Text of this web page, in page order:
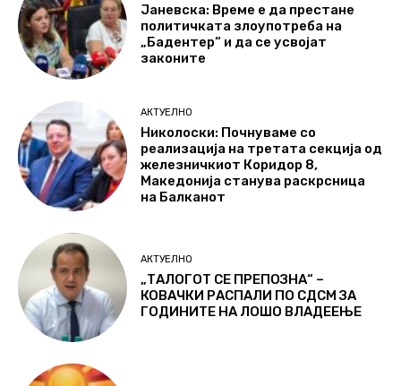
Јаневска: Време е да престане
политичката злоупотреба на
„Бадентер“ и да се усвојат
законите
АКТУЕЛНО
Николоски: Почнуваме со
реализација на третата секција од
железничкиот Коридор 8,
Македонија станува раскрсница
на Балканот
АКТУЕЛНО
„ТАЛОГОТ СЕ ПРЕПОЗНА“ –
КОВАЧКИ РАСПАЛИ ПО СДСМ ЗА
ГОДИНИТЕ НА ЛОШО ВЛАДЕЕЊЕ